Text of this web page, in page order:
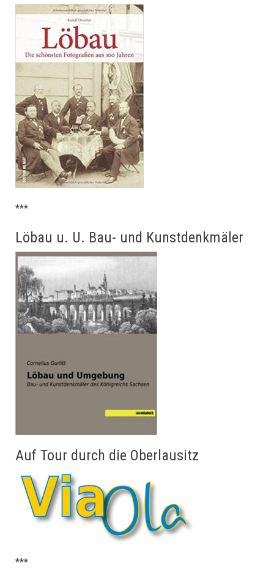
***
Löbau u. U. Bau- und Kunstdenkmäler
Auf Tour durch die Oberlausitz
***